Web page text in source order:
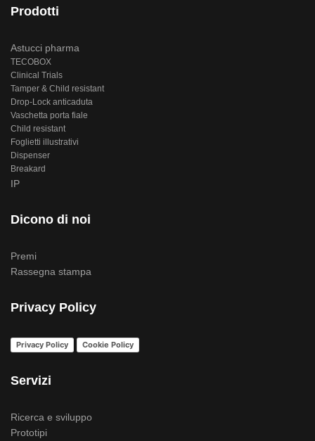
Prodotti
Astucci pharma
TECOBOX
Clinical Trials
Tamper & Child resistant
Drop-Lock anticaduta
Vaschetta porta fiale
Child resistant
Foglietti illustrativi
Dispenser
Breakard
IP
Dicono di noi
Premi
Rassegna stampa
Privacy Policy
Privacy Policy Cookie Policy
Servizi
Ricerca e sviluppo
Prototipi